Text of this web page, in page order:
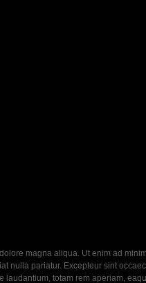
magna aliqua. Ut enim ad
pariatur. Excepteur sint
totam rem aperiam,